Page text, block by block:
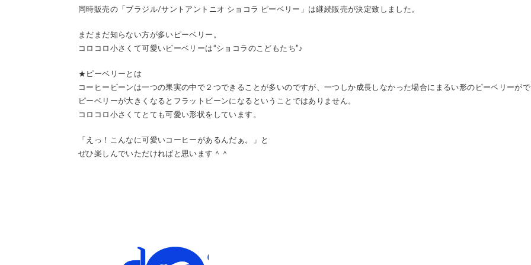
同時販売の「ブラジル/サントアントニオ ショコラ ピーベリー」は継続販売が決定致しました。
まだまだ知らない方が多いピーベリー。
コロコロ小さくて可愛いピーベリーは“ショコラのこどもたち”♪
★ピーベリーとは
コーヒービーンは一つの果実の中で２つできることが多いのですが、一つしか成⾧しなかった場合にまるい形のピーベリーが
ピーベリーが大きくなるとフラットビーンになるということではありません。
コロコロ小さくてとても可愛い形状をしています。
「えっ！こんなに可愛いコーヒーがあるんだぁ。」と
ぜひ楽しんでいただければと思います＾＾